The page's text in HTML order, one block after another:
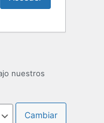
nuestros